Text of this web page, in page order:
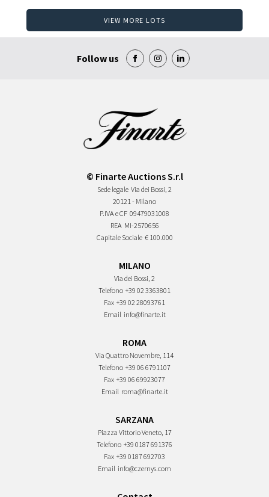
VIEW MORE LOTS
Follow us
© Finarte Auctions S.r.l
Sede legale Via dei Bossi, 2
20121 - Milano
P.IVA e CF 09479031008
REA MI-2570656
Capitale Sociale € 100.000
MILANO
Via dei Bossi, 2
Telefono +39 02 3363801
Fax +39 02 28093761
Email info@finarte.it
ROMA
Via Quattro Novembre, 114
Telefono +39 06 6791107
Fax +39 06 69923077
Email roma@finarte.it
SARZANA
Piazza Vittorio Veneto, 17
Telefono +39 0187 691376
Fax +39 0187 692703
Email info@czernys.com